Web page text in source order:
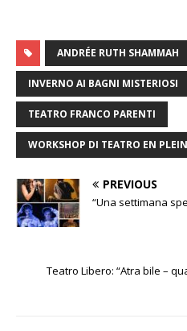
ANDRÉE RUTH SHAMMAH
INVERNO AI BAGNI MISTERIOSI
TEATRO FRANCO PARENTI
WORKSHOP DI TEATRO EN
PREVIOUS
“Una settimana
Teatro Libero: “Atra bile –